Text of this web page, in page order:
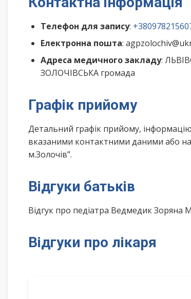
Телефон для запису:
Електронна пошта:
Адреса медичного закладу:
ЗОЛОЧІВСЬКА громада
Графік прийому
Детальний графік прийому,
вказаними контактними даними або на
м.Золочів”.
Відгуки батьків
Відгук про педіатра Ведмедик
Відгуки про лікаря